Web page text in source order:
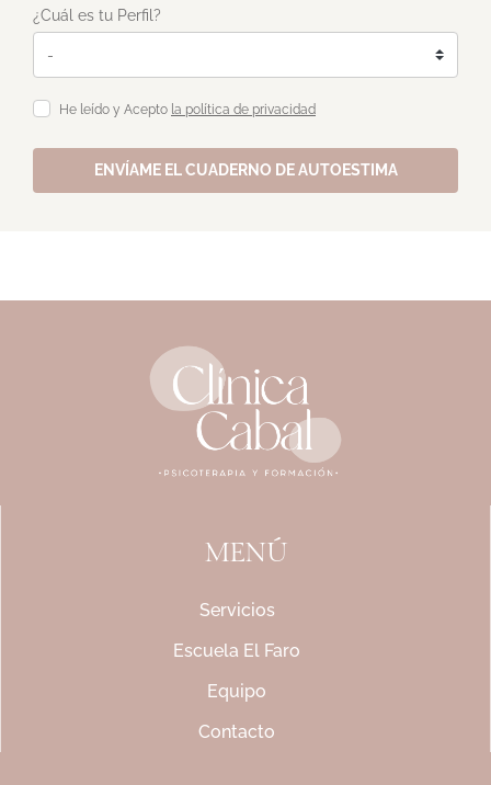
¿Cuál es tu Perfil?
He leído y Acepto la política de privacidad
ENVÍAME EL CUADERNO DE AUTOESTIMA
MENÚ
Servicios
Escuela El Faro
Equipo
Contacto